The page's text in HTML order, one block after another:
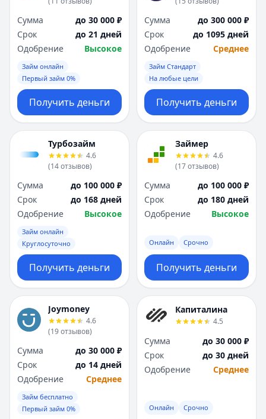
Сумма
до 30 000 ₽
Срок
до 21 дней
Одобрение
Высокое
Займ онлайн
Первый займ 0%
Получить деньги
Сумма
до 300 000 ₽
Срок
до 1095 дней
Одобрение
Среднее
Займ Стандарт
На любые цели
Получить деньги
Турбозайм
4.6
(14отзывов)
Сумма
до 100 000 ₽
Срок
до 168 дней
Одобрение
Высокое
Займ онлайн
Круглосуточно
Получить деньги
Займер
4.6
(17отзывов)
Сумма
до 100 000 ₽
Срок
до 180 дней
Одобрение
Высокое
Онлайн Срочно
Получить деньги
Joymoney
4.6
(19отзывов)
Сумма
до 30 000 ₽
Срок
до 14 дней
Одобрение
Среднее
Займ бесплатно
Первый займ 0%
Капиталина
4.5
Сумма
до 30 000 ₽
Срок
до 30 дней
Одобрение
Среднее
Онлайн Срочно